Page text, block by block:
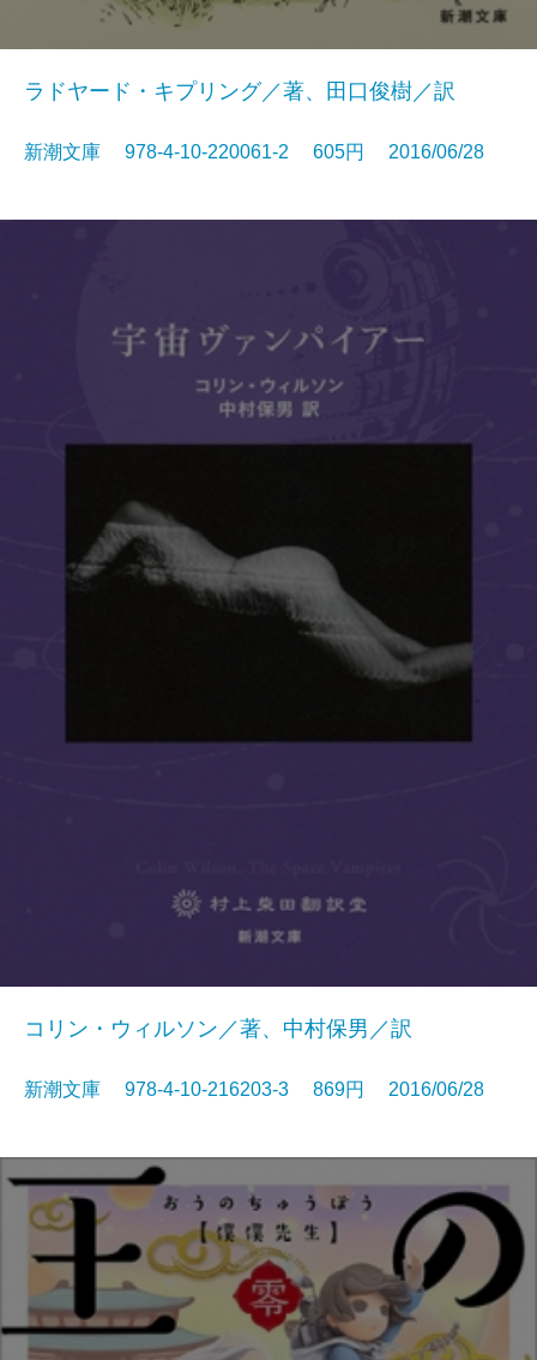
ラドヤード・キプリング／著、田口俊樹／訳
新潮文庫 978-4-10-220061-2 605円 2016/06/28
コリン・ウィルソン／著、中村保男／訳
新潮文庫 978-4-10-216203-3 869円 2016/06/28